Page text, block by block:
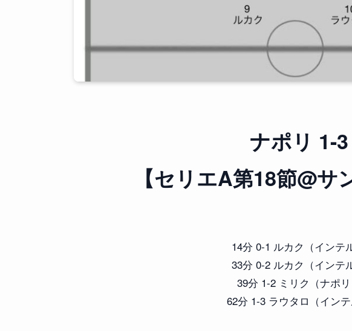
ナポリ 1-3
【セリエA第18節@サ
14分 0-1 ルカク（インテ
33分 0-2 ルカク（インテ
39分 1-2 ミリク（ナポリ
62分 1-3 ラウタロ（インテ